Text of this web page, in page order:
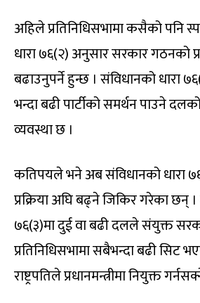
अहिले प्रतिनिधिसभामा कसैको पनि
धारा ७६(२) अनुसार सरकार गठनको
बढाउनुपर्ने हुन्छ । संविधानको धारा
भन्दा बढी पार्टीको समर्थन पाउने
व्यवस्था छ ।
कतिपयले भने अब संविधानको धारा
प्रक्रिया अघि बढ्ने जिकिर गरेका छन्
७६(३)मा दुई वा बढी दलले संयुक्त
प्रतिनिधिसभामा सबैभन्दा बढी सिट
राष्ट्रपतिले प्रधानमन्त्रीमा नियुक्त